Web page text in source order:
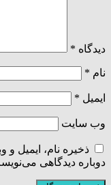
دیدگاه *
نام *
ایمیل *
وب‌ سایت
ذخیره نام، ایمیل
دوباره دیدگاهی